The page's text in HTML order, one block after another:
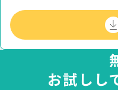
お試しし